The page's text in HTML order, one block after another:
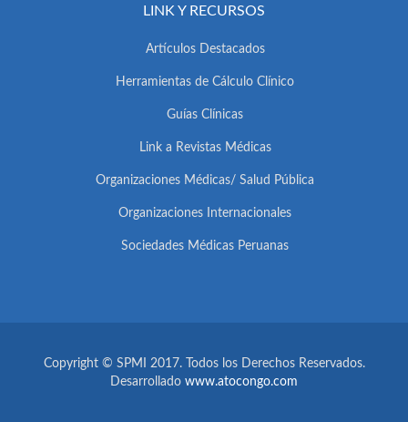
LINK Y RECURSOS
Artículos Destacados
Herramientas de Cálculo Clínico
Guías Clínicas
Link a Revistas Médicas
Organizaciones Médicas/ Salud Pública
Organizaciones Internacionales
Sociedades Médicas Peruanas
Copyright © SPMI 2017. Todos los Derechos Reservados.
Desarrollado www.atocongo.com